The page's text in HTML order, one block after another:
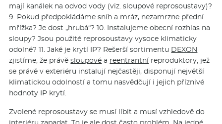
mají kanálek na odvod vody (viz. sloupové reprosoustavy)?
9. Pokud předpokládáme sníh a mráz, nezamrzne přední
mřížka? Je dost „hrubá“? 10. Instalujeme obecní rozhlas na
sloupy? Jsou použité reprosoustavy vysoce klimaticky
odolné? 11. Jaké je krytí IP? Rešerší sortimentu DEXON
zjistíme, že právěsloupové a reentrantní reproduktory, jež
se právě v exteriéru instalují nejčastěji, disponují největší
klimatickou odolností a tomu nasvědčují i jejich příznivé
hodnoty IP krytí.
Zvolené reprosoustavy se musí líbit a musí vzhledově do